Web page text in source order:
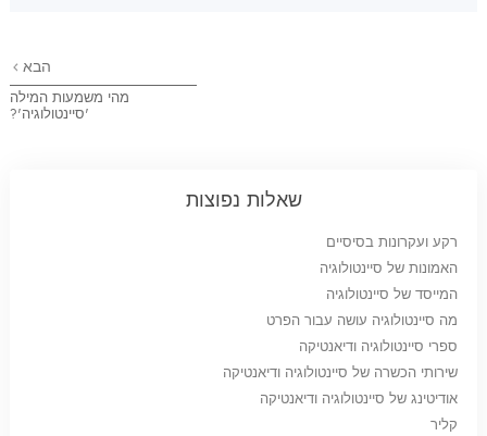
הבא
מהי משמעות המילה
'סיינטולוגיה'?
שאלות נפוצות
רקע ועקרונות בסיסיים
האמונות של סיינטולוגיה
המייסד של סיינטולוגיה
מה סיינטולוגיה עושה עבור הפרט
ספרי סיינטולוגיה ודיאנטיקה
שירותי הכשרה של סיינטולוגיה ודיאנטיקה
אודיטינג של סיינטולוגיה ודיאנטיקה
קליר